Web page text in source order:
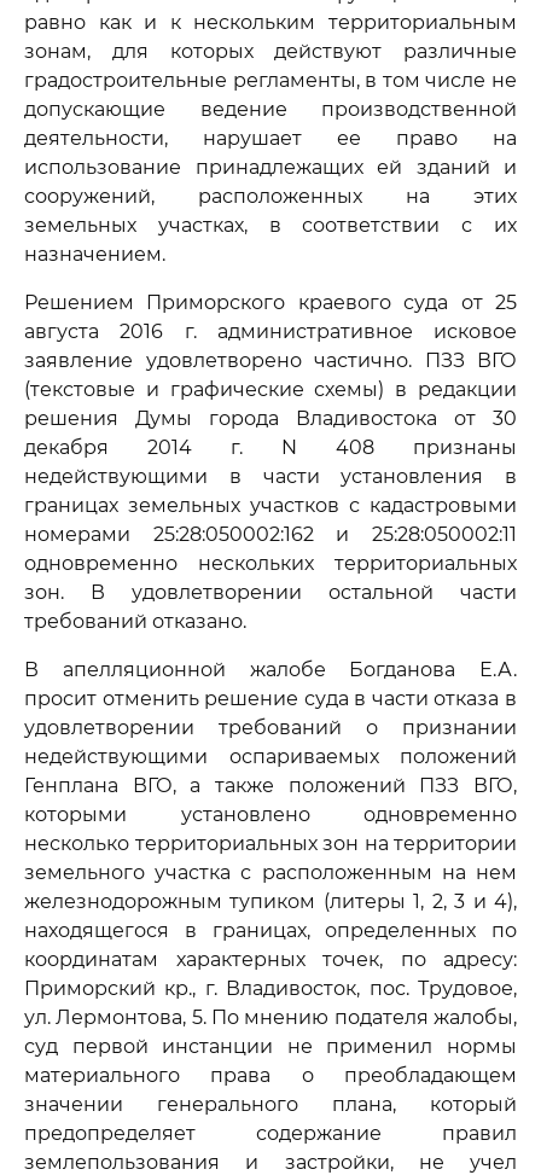
равно как и к нескольким территориальным
зонам, для которых действуют различные
градостроительные регламенты, в том числе не
допускающие ведение производственной
деятельности, нарушает ее право на
использование принадлежащих ей зданий и
сооружений, расположенных на этих
земельных участках, в соответствии с их
назначением.
Решением Приморского краевого суда от 25
августа 2016 г. административное исковое
заявление удовлетворено частично. ПЗЗ ВГО
(текстовые и графические схемы) в редакции
решения Думы города Владивостока от 30
декабря 2014 г. N 408 признаны
недействующими в части установления в
границах земельных участков с кадастровыми
номерами 25:28:050002:162 и 25:28:050002:11
одновременно нескольких территориальных
зон. В удовлетворении остальной части
требований отказано.
В апелляционной жалобе Богданова Е.А.
просит отменить решение суда в части отказа в
удовлетворении требований о признании
недействующими оспариваемых положений
Генплана ВГО, а также положений ПЗЗ ВГО,
которыми установлено одновременно
несколько территориальных зон на территории
земельного участка с расположенным на нем
железнодорожным тупиком (литеры 1, 2, 3 и 4),
находящегося в границах, определенных по
координатам характерных точек, по адресу:
Приморский кр., г. Владивосток, пос. Трудовое,
ул. Лермонтова, 5. По мнению подателя жалобы,
суд первой инстанции не применил нормы
материального права о преобладающем
значении генерального плана, который
предопределяет содержание правил
землепользования и застройки, не учел